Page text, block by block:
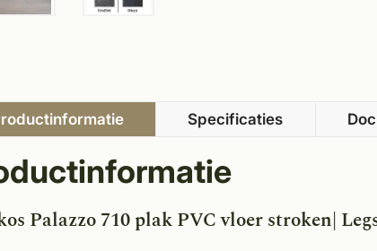
Specificaties
Palazzo 710 plak PVC vloer stroken|